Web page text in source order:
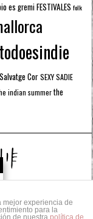
es gremiFESTIVALES folk
Salvatge CorSEXY SADIE
indian summerthe
mejor experiencia de
para la
de nuestra política de